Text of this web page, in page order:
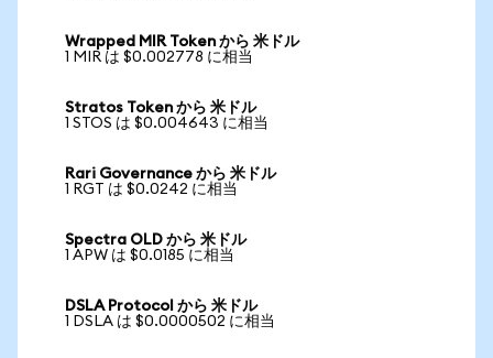
Wrapped MIR Token から 米ドル
1 MIR は $0.002778 に相当
Stratos Token から 米ドル
1 STOS は $0.004643 に相当
Rari Governance から 米ドル
1 RGT は $0.0242 に相当
Spectra OLD から 米ドル
1 APW は $0.0185 に相当
DSLA Protocol から 米ドル
1 DSLA は $0.0000502 に相当